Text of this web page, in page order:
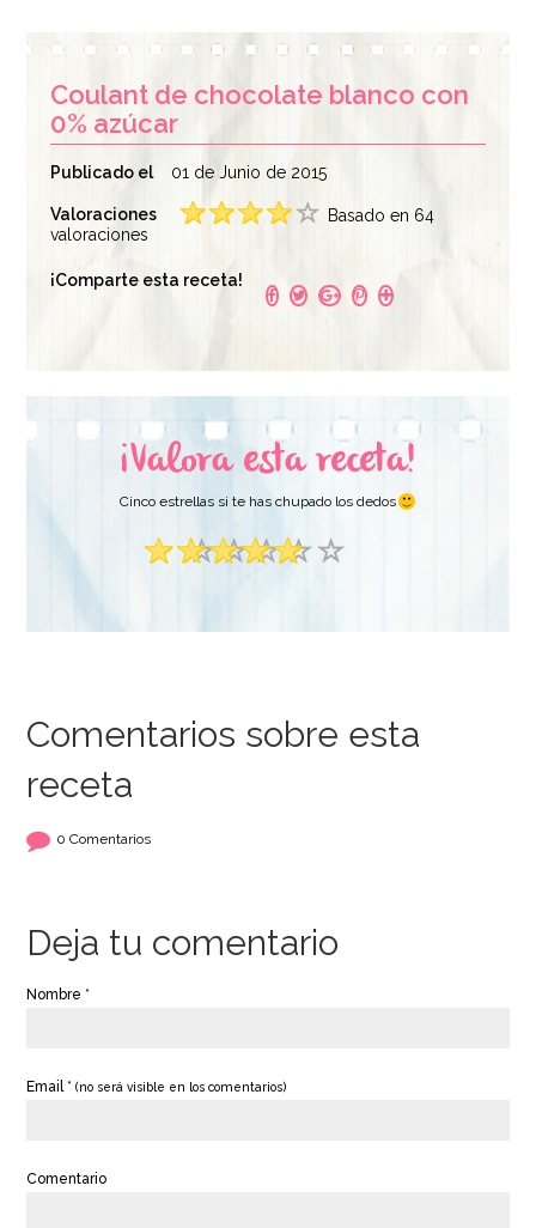
Coulant de chocolate blanco con
0% azúcar
Publicado el 01 de Junio de 2015
Valoraciones
Basado en 64
valoraciones
¡Comparte esta receta!
¡Valora esta receta!
Cinco estrellas si te has chupado los dedos
Comentarios sobre esta
receta
0 Comentarios
Deja tu comentario
Nombre *
Email *(no será visible en los comentarios)
Comentario